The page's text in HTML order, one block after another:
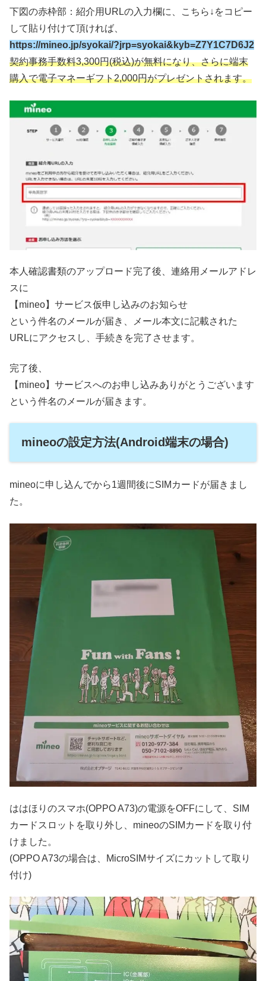
下図の赤枠部：紹介用URLの入力欄に、こちら↓をコピー
して貼り付けて頂ければ、
https://mineo.jp/syokai/?jrp=syokai&kyb=Z7Y1C7D6J2
契約事務手数料3,300円(税込)が無料になり、さらに端末
購入で電子マネーギフト2,000円がプレゼントされます。
本人確認書類のアップロード完了後、連絡用メールアドレ
スに
【mineo】サービス仮申し込みのお知らせ
という件名のメールが届き、メール本文に記載された
URLにアクセスし、手続きを完了させます。
完了後、
【mineo】サービスへのお申し込みありがとうございます
という件名のメールが届きます。
mineoの設定方法(Android端末の場合)
mineoに申し込んでから1週間後にSIMカードが届きまし
た。
ははほりのスマホ(OPPO A73)の電源をOFFにして、SIM
カードスロットを取り外し、mineoのSIMカードを取り付
けました。
(OPPO A73の場合は、MicroSIMサイズにカットして取り
付け)